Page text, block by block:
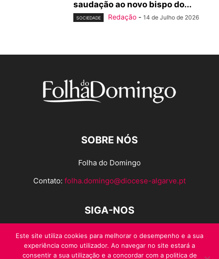
saudação ao novo bispo do...
SOCIEDADE Redação - 14 de Julho de 2026
SOBRE NÓS
Folha do Domingo
Contato: folha.domingo@diocese-algarve.pt
SIGA-NOS
Este site utiliza cookies para melhorar o desempenho e a sua
experiência como utilizador. Ao navegar no site estará a
consentir a sua utilização e a concordar com a politica de